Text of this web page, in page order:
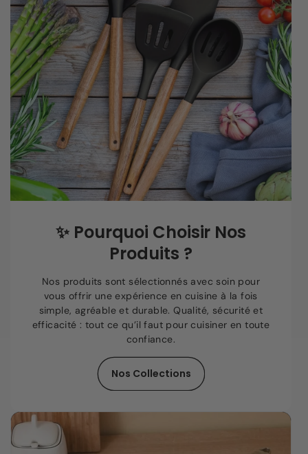
✨ Pourquoi Choisir Nos
Produits ?
Nos produits sont sélectionnés avec soin pour
vous offrir une expérience en cuisine à la fois
simple, agréable et durable. Qualité, sécurité et
efficacité : tout ce qu’il faut pour cuisiner en toute
confiance.
Nos Collections